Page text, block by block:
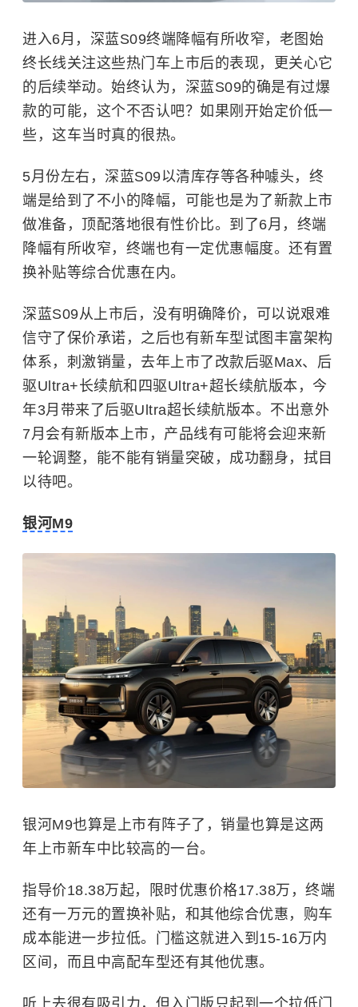
进入6月，深蓝S09终端降幅有所收窄，老图始
终长线关注这些热门车上市后的表现，更关心它
的后续举动。始终认为，深蓝S09的确是有过爆
款的可能，这个不否认吧？如果刚开始定价低一
些，这车当时真的很热。
5月份左右，深蓝S09以清库存等各种噱头，终
端是给到了不小的降幅，可能也是为了新款上市
做准备，顶配落地很有性价比。到了6月，终端
降幅有所收窄，终端也有一定优惠幅度。还有置
换补贴等综合优惠在内。
深蓝S09从上市后，没有明确降价，可以说艰难
信守了保价承诺，之后也有新车型试图丰富架构
体系，刺激销量，去年上市了改款后驱Max、后
驱Ultra+长续航和四驱Ultra+超长续航版本，今
年3月带来了后驱Ultra超长续航版本。不出意外
7月会有新版本上市，产品线有可能将会迎来新
一轮调整，能不能有销量突破，成功翻身，拭目
以待吧。
银河M9
银河M9也算是上市有阵子了，销量也算是这两
年上市新车中比较高的一台。
指导价18.38万起，限时优惠价格17.38万，终端
还有一万元的置换补贴，和其他综合优惠，购车
成本能进一步拉低。门槛这就进入到15-16万内
区间，而且中高配车型还有其他优惠。
听上去很有吸引力，但入门版只起到一个拉低门